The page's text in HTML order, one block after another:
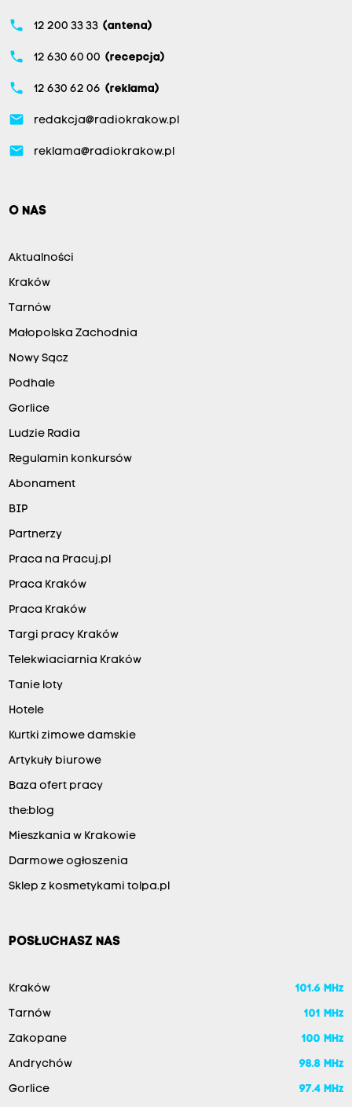
phone 12 200 33 33 (antena)
phone 12 630 60 00 (recepcja)
phone 12 630 62 06 (reklama)
email redakcja@radiokrakow.pl
email reklama@radiokrakow.pl
O NAS
Aktualności
Kraków
Tarnów
Małopolska Zachodnia
Nowy Sącz
Podhale
Gorlice
Ludzie Radia
Regulamin konkursów
Abonament
BIP
Partnerzy
Praca na Pracuj.pl
Praca Kraków
Praca Kraków
Targi pracy Kraków
Telekwiaciarnia Kraków
Tanie loty
Hotele
Kurtki zimowe damskie
Artykuły biurowe
Baza ofert pracy
the:blog
Mieszkania w Krakowie
Darmowe ogłoszenia
Sklep z kosmetykami tolpa.pl
POSŁUCHASZ NAS
Kraków 101.6 MHz
Tarnów 101 MHz
Zakopane 100 MHz
Andrychów 98.8 MHz
Gorlice 97.4 MHz